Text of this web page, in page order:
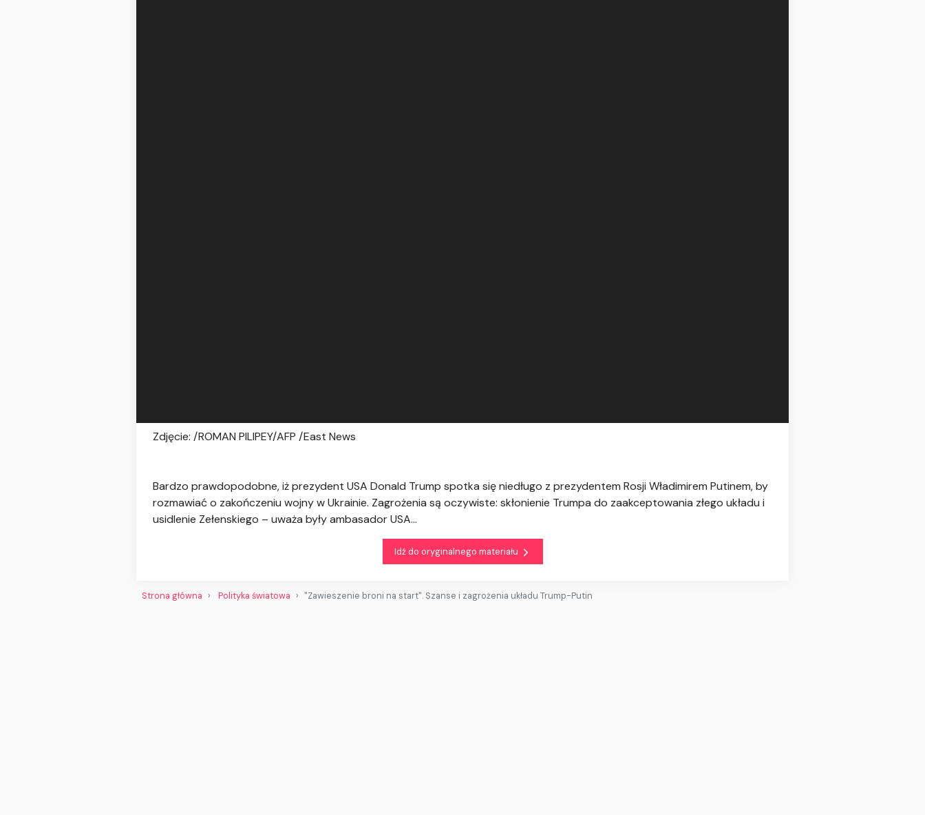
Zdjęcie: /ROMAN PILIPEY/AFP /East News
Bardzo prawdopodobne, iż prezydent USA Donald Trump spotka się niedługo z prezydentem Rosji Władimirem Putinem, by
rozmawiać o zakończeniu wojny w Ukrainie. Zagrożenia są oczywiste: skłonienie Trumpa do zaakceptowania złego układu i
usidlenie Zełenskiego – uważa były ambasador USA...
Idź do oryginalnego materiału
Strona główna Polityka światowa "Zawieszenie broni na start". Szanse i zagrożenia układu Trump-Putin